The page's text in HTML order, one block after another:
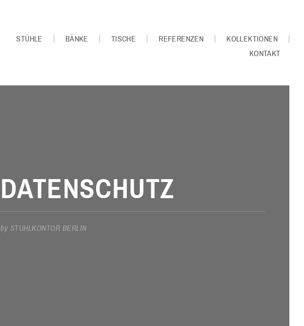
STÜHLE BÄNKE TISCHE REFERENZEN
KOLLEKTIONEN
KONTAKT
DATENSCHUTZ
by STUHLKONTOR BERLIN